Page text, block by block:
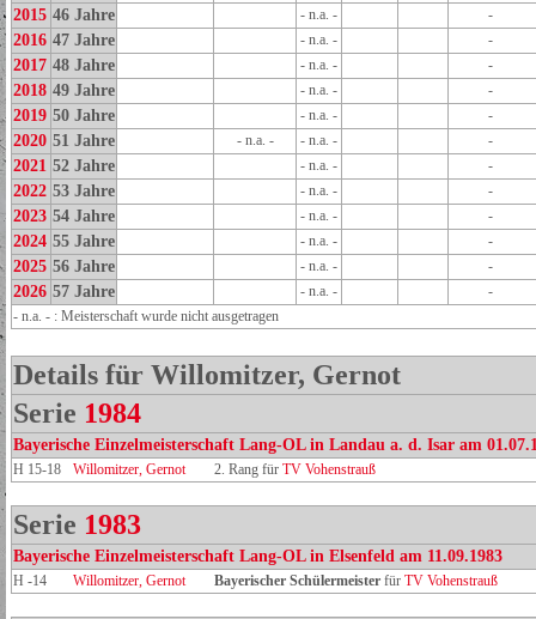
2015 46 Jahre - n.a. - -
2016 47 Jahre - n.a. - -
2017 48 Jahre - n.a. - -
2018 49 Jahre - n.a. - -
2019 50 Jahre - n.a. - -
2020 51 Jahre - n.a. - - n.a. - -
2021 52 Jahre - n.a. - -
2022 53 Jahre - n.a. - -
2023 54 Jahre - n.a. - -
2024 55 Jahre - n.a. - -
2025 56 Jahre - n.a. - -
2026 57 Jahre - n.a. -
-
- n.a. - : Meisterschaft wurde nicht ausgetragen
Details für Willomitzer, Gernot
Serie 1984
Bayerische Einzelmeisterschaft Lang-OL in Landau a. d. Isar am
H 15-18 Willomitzer, Gernot 2. Rang für TV Vohenstrauß
Serie 1983
Bayerische Einzelmeisterschaft Lang-OL in Elsenfeld am 11.09.1983
H -14 Willomitzer, Gernot Bayerischer Schülermeister für TV Vohenstrauß